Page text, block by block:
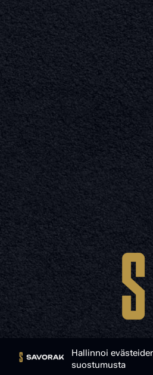
Hallinnoi
suostumusta